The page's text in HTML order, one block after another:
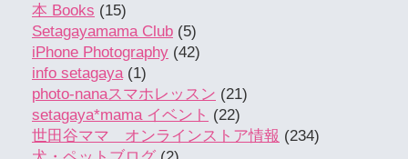
本 Books (15)
Setagayamama Club (5)
iPhone Photography (42)
info setagaya (1)
photo-nanaスマホレッスン (21)
setagaya*mama イベント (22)
世田谷ママ オンラインストア情報 (234)